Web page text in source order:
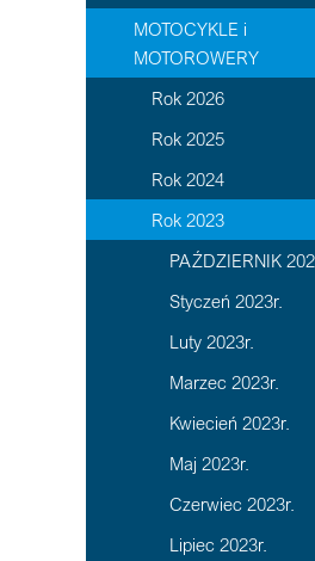
MOTOCYKLE i
MOTOROWERY
Rok 2026
Rok 2025
Rok 2024
Rok 2023
PAŹDZIERNIK
Styczeń 2023r.
Luty 2023r.
Marzec 2023r.
Kwiecień 2023r.
Maj 2023r.
Czerwiec 2023r.
Lipiec 2023r.